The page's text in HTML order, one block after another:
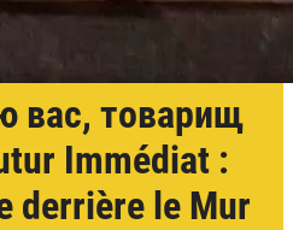
вас, товарищ
Immédiat :
derrière le Mur